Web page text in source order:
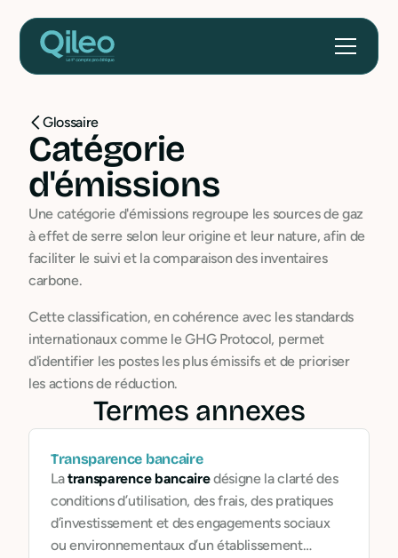
Glossaire
Catégorie
d'émissions
Une catégorie d'émissions regroupe les sources de gaz
à effet de serre selon leur origine et leur nature, afin de
faciliter le suivi et la comparaison des inventaires
carbone.
Cette classification, en cohérence avec les standards
internationaux comme le GHG Protocol, permet
d'identifier les postes les plus émissifs et de prioriser
les actions de réduction.
Termes annexes
Transparence bancaire
Latransparence bancairedésigne la clarté des
conditions d’utilisation, des frais, des pratiques
d’investissement et des engagements sociaux
ou environnementaux d’un établissement